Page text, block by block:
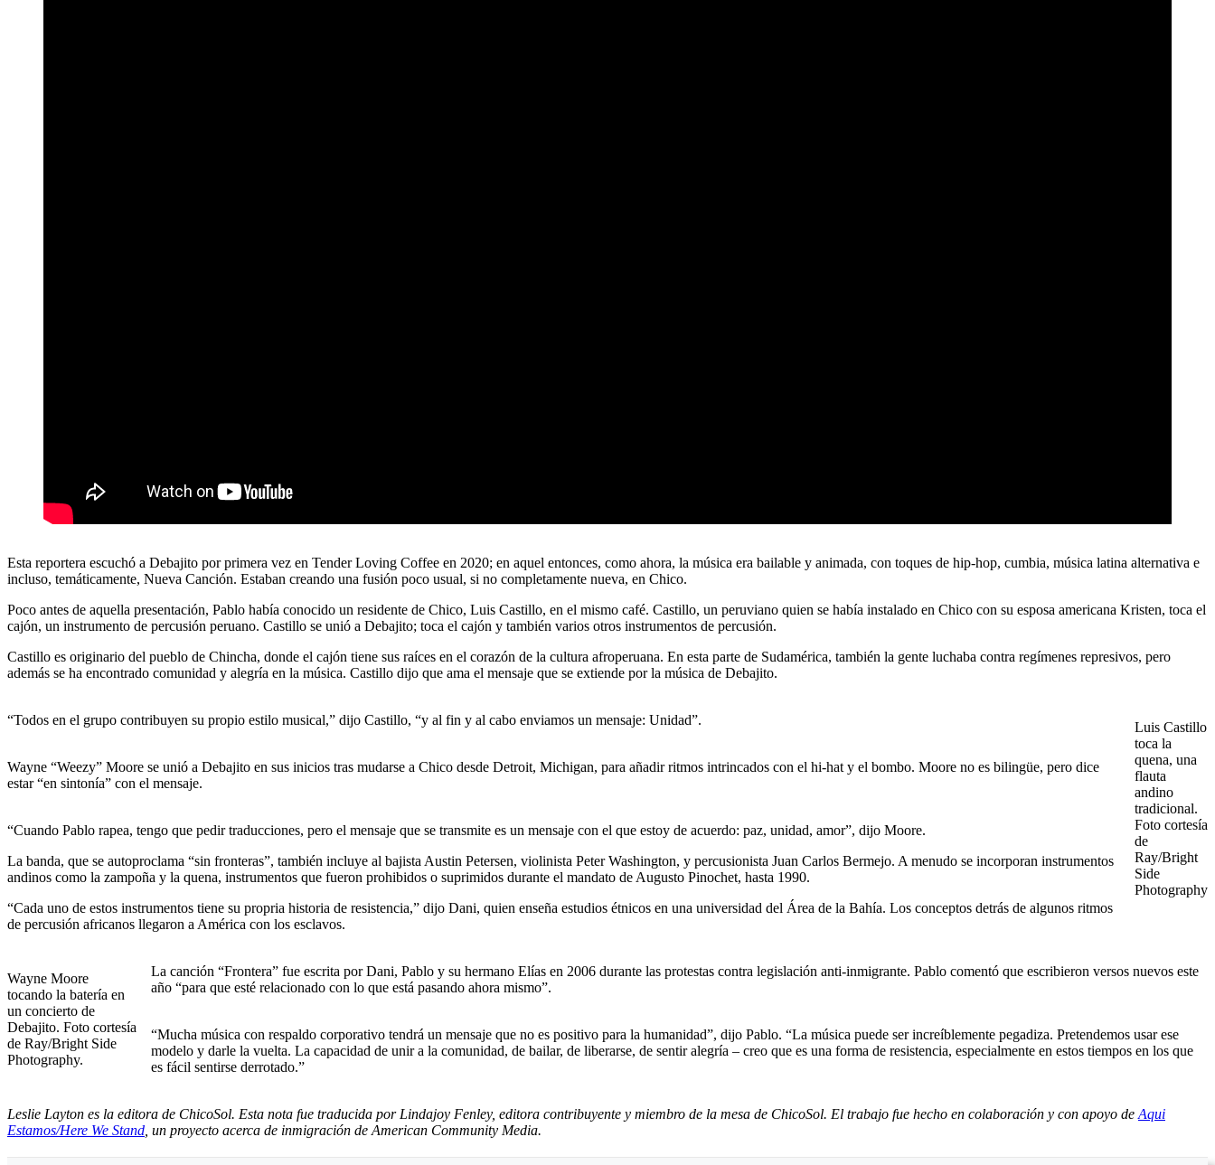
Esta reportera escuchó a Debajito por primera vez en Tender Loving Coffee en 2020; en aquel entonces, como ahora, la música era bailable y animada, con toques de hip-hop, cumbia, música latina alternativa e
incluso, temáticamente, Nueva Canción. Estaban creando una fusión poco usual, si no completamente nueva, en Chico.
Poco antes de aquella presentación, Pablo había conocido un residente de Chico, Luis Castillo, en el mismo café. Castillo, un peruviano quien se había instalado en Chico con su esposa americana Kristen, toca el
cajón, un instrumento de percusión peruano. Castillo se unió a Debajito; toca el cajón y también varios otros instrumentos de percusión.
Castillo es originario del pueblo de Chincha, donde el cajón tiene sus raíces en el corazón de la cultura afroperuana. En esta parte de Sudamérica, también la gente luchaba contra regímenes represivos, pero
además se ha encontrado comunidad y alegría en la música. Castillo dijo que ama el mensaje que se extiende por la música de Debajito.
Luis Castillo
toca la
quena, una
flauta
andino
tradicional.
Foto cortesía
de
Ray/Bright
Side
Photography
“Todos en el grupo contribuyen su propio estilo musical,” dijo Castillo, “y al fin y al cabo enviamos un mensaje: Unidad”.
Wayne “Weezy” Moore se unió a Debajito en sus inicios tras mudarse a Chico desde Detroit, Michigan, para añadir ritmos intrincados con el hi-hat y el bombo. Moore no es bilingüe, pero dice
estar “en sintonía” con el mensaje.
“Cuando Pablo rapea, tengo que pedir traducciones, pero el mensaje que se transmite es un mensaje con el que estoy de acuerdo: paz, unidad, amor”, dijo Moore.
La banda, que se autoproclama “sin fronteras”, también incluye al bajista Austin Petersen, violinista Peter Washington, y percusionista Juan Carlos Bermejo. A menudo se incorporan instrumentos
andinos como la zampoña y la quena, instrumentos que fueron prohibidos o suprimidos durante el mandato de Augusto Pinochet, hasta 1990.
“Cada uno de estos instrumentos tiene su propria historia de resistencia,” dijo Dani, quien enseña estudios étnicos en una universidad del Área de la Bahía. Los conceptos detrás de algunos ritmos
de percusión africanos llegaron a América con los esclavos.
Wayne Moore
tocando la batería en
un concierto de
Debajito. Foto cortesía
de Ray/Bright Side
Photography.
La canción “Frontera” fue escrita por Dani, Pablo y su hermano Elías en 2006 durante las protestas contra legislación anti-inmigrante. Pablo comentó que escribieron versos nuevos este
año “para que esté relacionado con lo que está pasando ahora mismo”.
“Mucha música con respaldo corporativo tendrá un mensaje que no es positivo para la humanidad”, dijo Pablo. “La música puede ser increíblemente pegadiza. Pretendemos usar ese
modelo y darle la vuelta. La capacidad de unir a la comunidad, de bailar, de liberarse, de sentir alegría – creo que es una forma de resistencia, especialmente en estos tiempos en los que
es fácil sentirse derrotado.”
Leslie Layton es la editora de ChicoSol. Esta nota fue traducida por Lindajoy Fenley, editora contribuyente y miembro de la mesa de ChicoSol. El trabajo fue hecho en colaboración y con apoyo de Aqui
Estamos/Here We Stand , un proyecto acerca de inmigración de American Community Media.